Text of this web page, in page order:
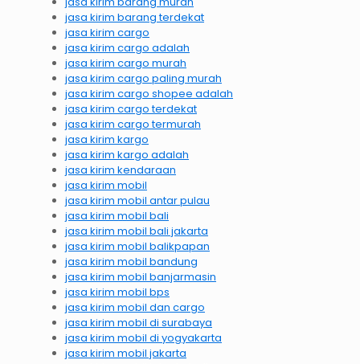
jasa kirim barang terdekat
jasa kirim cargo
jasa kirim cargo adalah
jasa kirim cargo murah
jasa kirim cargo paling murah
jasa kirim cargo shopee adalah
jasa kirim cargo terdekat
jasa kirim cargo termurah
jasa kirim kargo
jasa kirim kargo adalah
jasa kirim kendaraan
jasa kirim mobil
jasa kirim mobil antar pulau
jasa kirim mobil bali
jasa kirim mobil bali jakarta
jasa kirim mobil balikpapan
jasa kirim mobil bandung
jasa kirim mobil banjarmasin
jasa kirim mobil bps
jasa kirim mobil dan cargo
jasa kirim mobil di surabaya
jasa kirim mobil di yogyakarta
jasa kirim mobil jakarta